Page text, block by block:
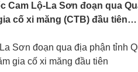
Cam Lộ-La Sơn đoạn qua
cố xi măng (CTB) đầu tiên…
Sơn đoạn qua địa phận tỉnh
gia cố xi măng đầu tiên